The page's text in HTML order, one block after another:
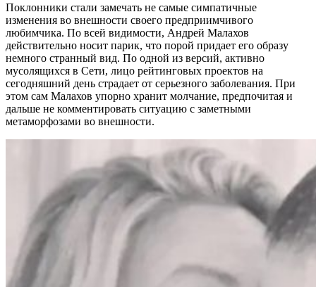
Поклонники стали замечать не самые симпатичные
изменения во внешности своего предприимчивого
любимчика. По всей видимости, Андрей Малахов
действительно носит парик, что порой придает его образу
немного странный вид. По одной из версий, активно
мусолящихся в Сети, лицо рейтинговых проектов на
сегодняшний день страдает от серьезного заболевания. При
этом сам Малахов упорно хранит молчание, предпочитая и
дальше не комментировать ситуацию с заметными
метаморфозами во внешности.